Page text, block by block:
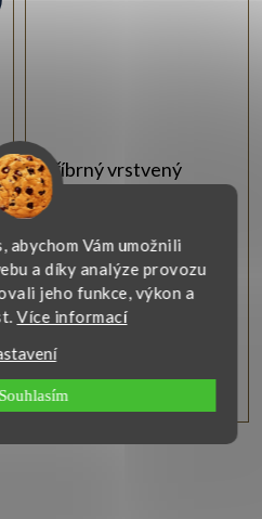
abychom Vám umožnili
a díky analýze provozu
jeho funkce, výkon a
Více informací
Souhlasím
Stříbrný vrstvený
náhrdelník
870 Kč
Zobrazit
typu ankr ze stříbra se synt.
kulatým zirkonem bílé barvy a
hladkým lesklým kolečkem.